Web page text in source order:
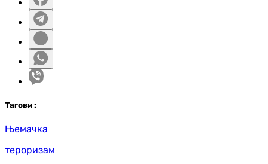
Тагови :
Њемачка
тероризам